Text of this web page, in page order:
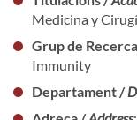
Medicina y
Grup de
Immunity
Departament /